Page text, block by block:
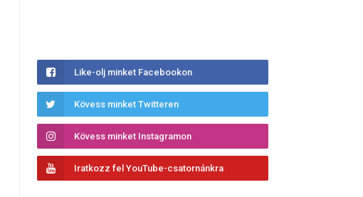
Like-olj minket Facebookon
Kövess minket Twitteren
Kövess minket Instagramon
Iratkozz fel YouTube-csatornánkra